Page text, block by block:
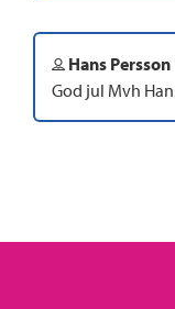
Hans Persson
God jul Mvh